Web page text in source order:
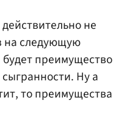
не
на следующую
преимущество
Ну а
то преимущества